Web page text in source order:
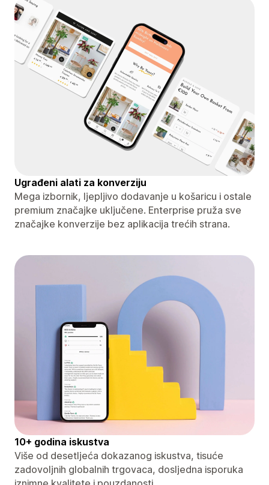
Ugrađeni alati za konverziju
Mega izbornik, ljepljivo dodavanje u košaricu i ostale
premium značajke uključene. Enterprise pruža sve
značajke konverzije bez aplikacija trećih strana.
10+ godina iskustva
Više od desetljeća dokazanog iskustva, tisuće
zadovoljnih globalnih trgovaca, dosljedna isporuka